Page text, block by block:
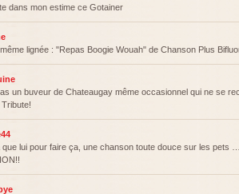
dans mon estime ce Gotainer
lignée : "Repas Boogie Wouah" de Chanson Plus
un buveur de Chateaugay même occasionnel qui ne se
que lui pour faire ça, une chanson toute douce sur les pets